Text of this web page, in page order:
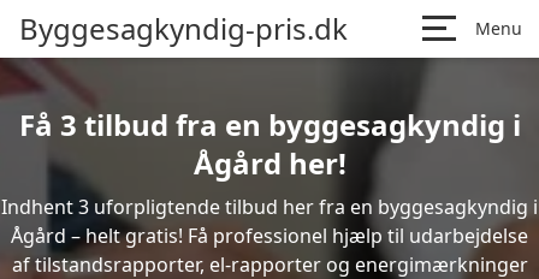
Byggesagkyndig-pris.dk Menu
Få 3 tilbud fra en byggesagkyndig i
Ågård her!
Indhent 3 uforpligtende tilbud her fra en byggesagkyndig i
Ågård – helt gratis! Få professionel hjælp til udarbejdelse
af tilstandsrapporter, el-rapporter og energimærkninger